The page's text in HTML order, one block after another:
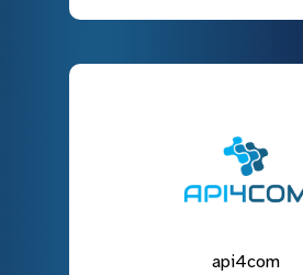
api4com